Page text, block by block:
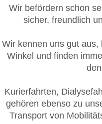
Wir befördern schon
sicher, freundlich
Wir kennen uns gut
Winkel und finden
Kurierfahrten,
gehören ebenso zu
Transport von